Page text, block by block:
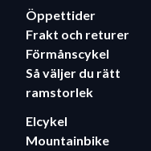
Öppettider
Frakt och returer
Förmånscykel
Så väljer du rätt
ramstorlek
Elcykel
Mountainbike